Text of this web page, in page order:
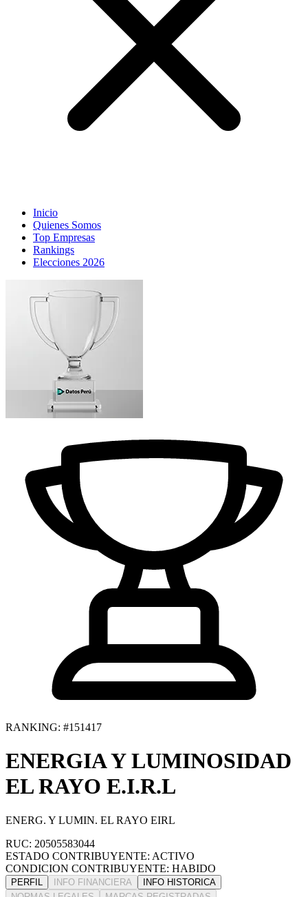
Inicio
Quienes Somos
Top Empresas
Rankings
Elecciones 2026
RANKING: #151417
ENERGIA Y LUMINOSIDAD
EL RAYO E.I.R.L
ENERG. Y LUMIN. EL RAYO EIRL
RUC: 20505583044
ESTADO CONTRIBUYENTE: ACTIVO
CONDICION CONTRIBUYENTE: HABIDO
PERFIL INFO FINANCIERA
INFO HISTORICA